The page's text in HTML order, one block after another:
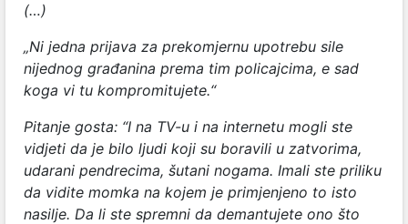
(…)
„Ni jedna prijava za prekomjernu upotrebu sile
nijednog građanina prema tim policajcima, e sad
koga vi tu kompromitujete.“
Pitanje gosta: “I na TV-u i na internetu mogli ste
vidjeti da je bilo ljudi koji su boravili u zatvorima,
udarani pendrecima, šutani nogama. Imali ste priliku
da vidite momka na kojem je primjenjeno to isto
nasilje. Da li ste spremni da demantujete ono što